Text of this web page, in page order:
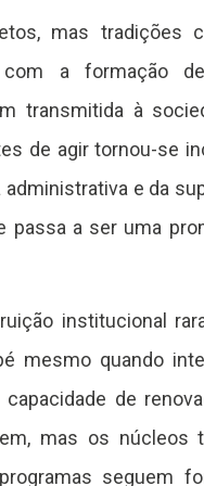
mas tradições
a formação
transmitida à
de agir tornou-se
e da
passa a ser uma
institucional
mesmo quando
de
mas os
seguem